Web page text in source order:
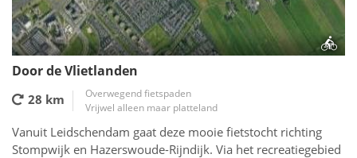
Door de Vlietlanden
28 km
Overwegend fietspaden
Vrijwel alleen maar platteland
Vanuit Leidschendam gaat deze mooie fietstocht richting
Stompwijk en Hazerswoude-Rijndijk. Via het recreatiegebied